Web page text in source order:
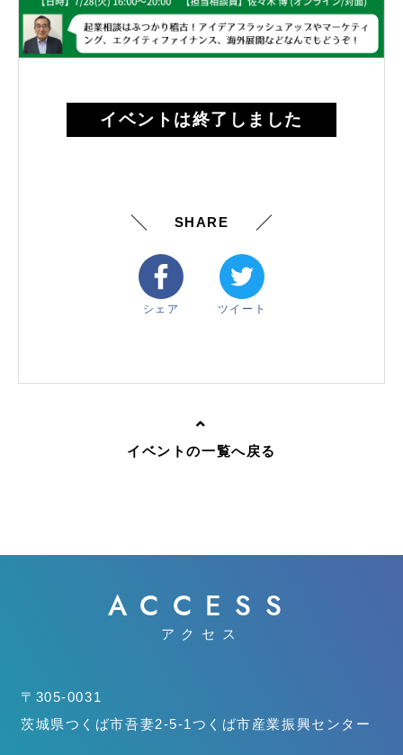
イベントは終了しました
SHARE
シェア ツイート
イベントの一覧へ戻る
ACCESS
アクセス
〒305-0031
茨城県つくば市吾妻2-5-1つくば市産業振興センター